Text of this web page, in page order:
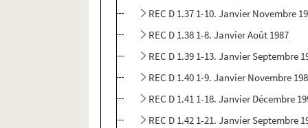
REC D 1.37 1-10. Janvier Novembre
REC D 1.38 1-8. Janvier Août 1987
REC D 1.39 1-13. Janvier Septembre
REC D 1.40 1-9. Janvier Novembre
REC D 1.41 1-18. Janvier Décembre
REC D 1.42 1-21. Janvier Septembre